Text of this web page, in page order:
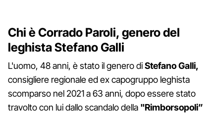
Chi è Corrado Paroli, genero del
leghista Stefano Galli
L'uomo, 48 anni, è stato il genero diStefano Galli,
consigliere regionale ed ex capogruppo leghista
scomparso nel 2021 a 63 anni, dopo essere stato
travolto con lui dallo scandalo della "Rimborsopoli”